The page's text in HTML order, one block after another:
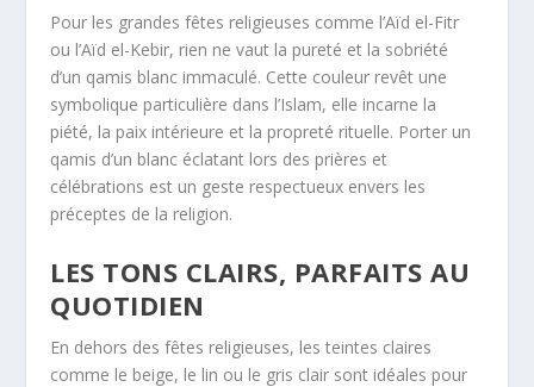
Pour les grandes fêtes religieuses comme l’Aïd el-Fitr
ou l’Aïd el-Kebir, rien ne vaut la pureté et la sobriété
d’un qamis blanc immaculé. Cette couleur revêt une
symbolique particulière dans l’Islam, elle incarne la
piété, la paix intérieure et la propreté rituelle. Porter un
qamis d’un blanc éclatant lors des prières et
célébrations est un geste respectueux envers les
préceptes de la religion.
LES TONS CLAIRS, PARFAITS AU
QUOTIDIEN
En dehors des fêtes religieuses, les teintes claires
comme le beige, le lin ou le gris clair sont idéales pour